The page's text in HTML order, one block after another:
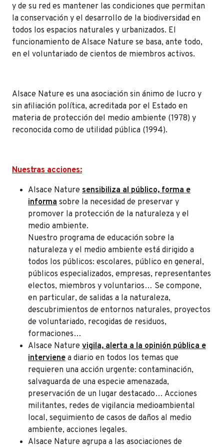
y de su red es mantener las condiciones que permitan
la conservación y el desarrollo de la biodiversidad en
todos los espacios naturales y urbanizados. El
funcionamiento de Alsace Nature se basa, ante todo,
en el voluntariado de cientos de miembros activos.
Alsace Nature es una asociación sin ánimo de lucro y
sin afiliación política, acreditada por el Estado en
materia de protección del medio ambiente (1978) y
reconocida como de utilidad pública (1994).
Nuestras acciones:
Alsace Nature sensibiliza al público, forma e
informa sobre la necesidad de preservar y
promover la protección de la naturaleza y el
medio ambiente.
Nuestro programa de educación sobre la
naturaleza y el medio ambiente está dirigido a
todos los públicos: escolares, público en general,
públicos especializados, empresas, representantes
electos, miembros y voluntarios… Se compone,
en particular, de salidas a la naturaleza,
descubrimientos de entornos naturales, proyectos
de voluntariado, recogidas de residuos,
formaciones…
Alsace Nature vigila, alerta a la opinión pública e
interviene a diario en todos los temas que
requieren una acción urgente: contaminación,
salvaguarda de una especie amenazada,
preservación de un lugar destacado… Acciones
militantes, redes de vigilancia medioambiental
local, seguimiento de casos de daños al medio
ambiente, acciones legales.
Alsace Nature agrupa a las asociaciones de